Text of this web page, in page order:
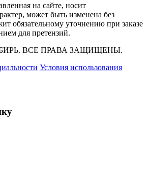
на сайте, носит
может быть изменена без
обязательному уточнению при заказе
для претензий.
ВСЕ ПРАВА ЗАЩИЩЕНЫ.
Условия использования